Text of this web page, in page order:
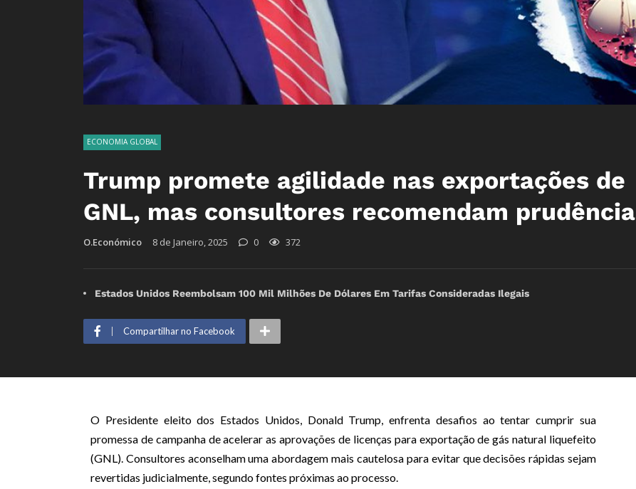
ECONOMIA GLOBAL
Trump promete agilidade nas exportações de
GNL, mas consultores recomendam prudência
O.Económico 8 de Janeiro, 2025 0 372
Estados Unidos Reembolsam 100 Mil Milhões De Dólares Em Tarifas Consideradas Ilegais
Compartilhar no Facebook
O Presidente eleito dos Estados Unidos, Donald Trump, enfrenta desafios ao tentar cumprir sua
promessa de campanha de acelerar as aprovações de licenças para exportação de gás natural liquefeito
(GNL). Consultores aconselham uma abordagem mais cautelosa para evitar que decisões rápidas sejam
revertidas judicialmente, segundo fontes próximas ao processo.